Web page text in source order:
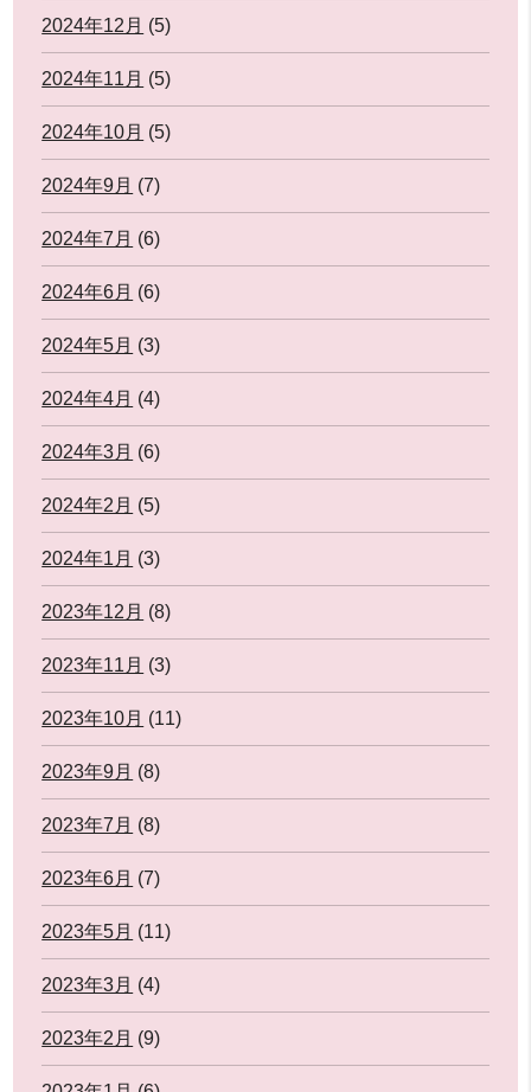
2024年12月 (5)
2024年11月 (5)
2024年10月 (5)
2024年9月 (7)
2024年7月 (6)
2024年6月 (6)
2024年5月 (3)
2024年4月 (4)
2024年3月 (6)
2024年2月 (5)
2024年1月 (3)
2023年12月 (8)
2023年11月 (3)
2023年10月 (11)
2023年9月 (8)
2023年7月 (8)
2023年6月 (7)
2023年5月 (11)
2023年3月 (4)
2023年2月 (9)